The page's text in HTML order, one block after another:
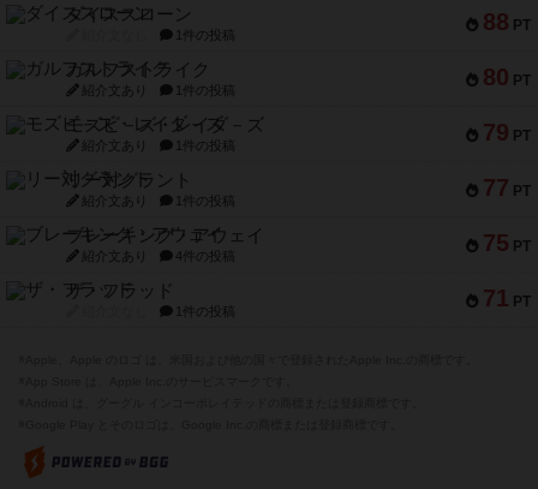
88 PT
ダイススローン
1件の投稿
80 PT
ガルフストライク
紹介文あり 1件の投稿
79 PT
モズビ－ズ・レイダ－ズ
紹介文あり 1件の投稿
77 PT
リー対グラント
紹介文あり 1件の投稿
75 PT
ブレーキング・アウェイ
紹介文あり 4件の投稿
71 PT
ザ・フラッド
1件の投稿